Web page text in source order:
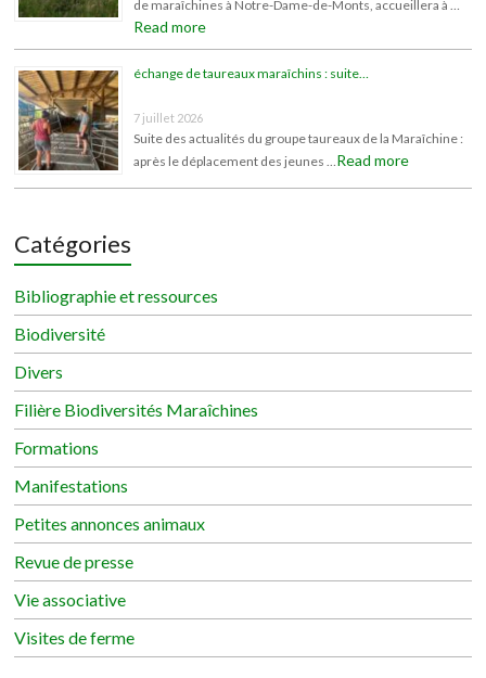
de maraîchines à Notre-Dame-de-Monts, accueillera à …
Read more
échange de taureaux maraîchins : suite…
7 juillet 2026
Suite des actualités du groupe taureaux de la Maraîchine :
après le déplacement des jeunes …Read more
Catégories
Bibliographie et ressources
Biodiversité
Divers
Filière Biodiversités Maraîchines
Formations
Manifestations
Petites annonces animaux
Revue de presse
Vie associative
Visites de ferme